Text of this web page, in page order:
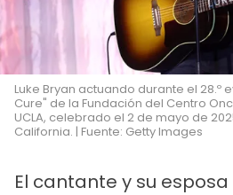
Luke Bryan actuando durante el 28.º
Cure" de la Fundación del Centro
UCLA, celebrado el 2 de mayo de
California. | Fuente: Getty Images
El cantante y su